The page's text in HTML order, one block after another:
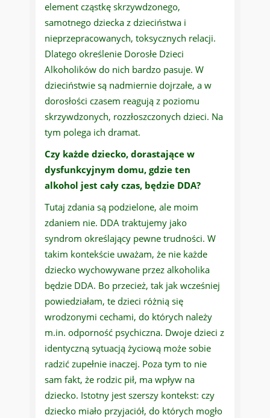
element cząstkę skrzywdzonego,
samotnego dziecka z dzieciństwa i
nieprzepracowanych, toksycznych relacji.
Dlatego określenie Dorosłe Dzieci
Alkoholików do nich bardzo pasuje. W
dzieciństwie są nadmiernie dojrzałe, a w
dorosłości czasem reagują z poziomu
skrzywdzonych, rozzłoszczonych dzieci. Na
tym polega ich dramat.
Czy każde dziecko, dorastające w
dysfunkcyjnym domu, gdzie ten
alkohol jest cały czas, będzie DDA?
Tutaj zdania są podzielone, ale moim
zdaniem nie. DDA traktujemy jako
syndrom określający pewne trudności. W
takim kontekście uważam, że nie każde
dziecko wychowywane przez alkoholika
będzie DDA. Bo przecież, tak jak wcześniej
powiedziałam, te dzieci różnią się
wrodzonymi cechami, do których należy
m.in. odporność psychiczna. Dwoje dzieci z
identyczną sytuacją życiową może sobie
radzić zupełnie inaczej. Poza tym to nie
sam fakt, że rodzic pił, ma wpływ na
dziecko. Istotny jest szerszy kontekst: czy
dziecko miało przyjaciół, do których mogło